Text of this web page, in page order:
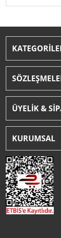
ÜYELİK &
KURUMSAL